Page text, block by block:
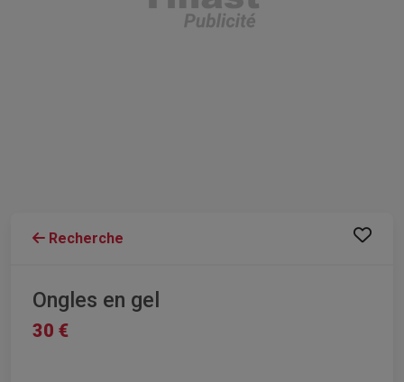
Recherche
Ongles en gel
30 €